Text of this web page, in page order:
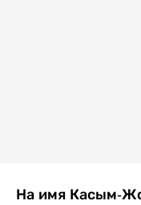
На имя Касым-